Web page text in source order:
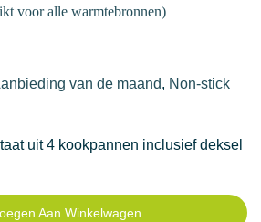
voor alle warmtebronnen)
van de maand, Non-stick
uit 4 kookpannen inclusief deksel
Aan Winkelwagen